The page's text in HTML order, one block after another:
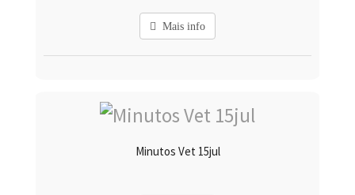
Mais info
Minutos Vet 15jul